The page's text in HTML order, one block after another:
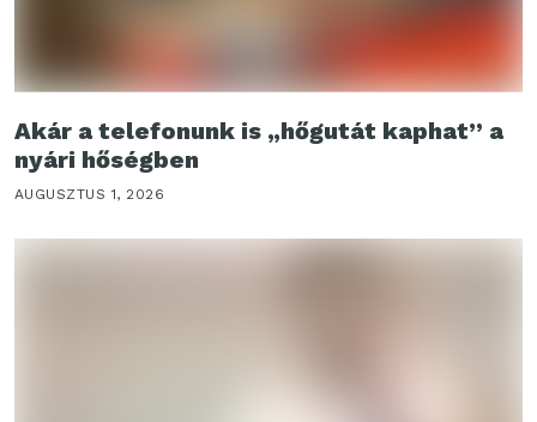
Akár a telefonunk is „hőgutát kaphat” a
nyári hőségben
AUGUSZTUS 1, 2026